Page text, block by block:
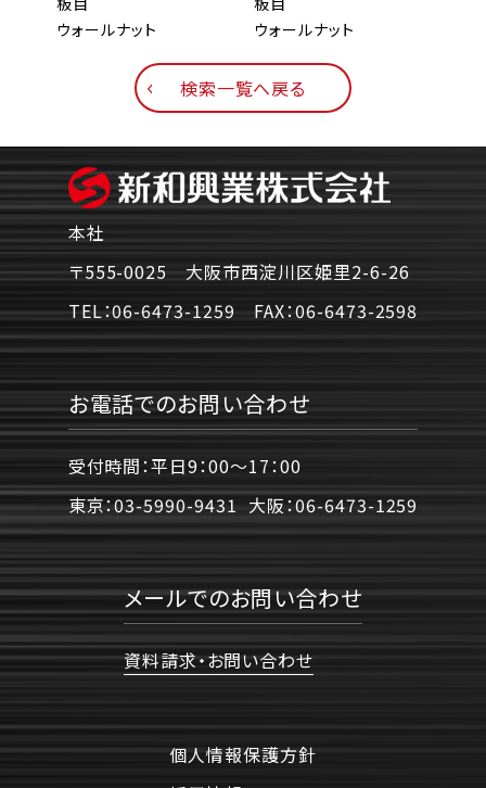
ウォールナット
ウォールナット
検索一覧へ戻る
本社
〒555-0025 大阪市西淀川区姫里2-6-26
TEL：06-6473-1259 FAX：06-6473-2598
お電話でのお問い合わせ
受付時間：平日9：00〜17：00
東京：03-5990-9431 大阪：06-6473-1259
メールでのお問い合わせ
資料請求・お問い合わせ
個人情報保護方針